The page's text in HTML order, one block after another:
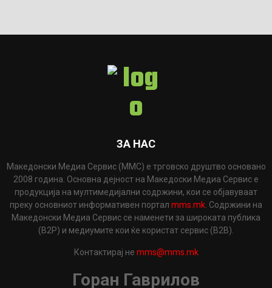
ЗА НАС
Македонски Медиа Сервис (ММС) е трговско друштво основано
2008 година. Основна дејност на Македоски Медиа Сервис е
продукција на мултимедијални содржини, кои се објавуваат
преку основниот информативен портал mms.mk . Содржини на
Македонски Медиа Сервис се наменети за широката публика
(B2P) и медиумите кои ќе користат сервис (B2B).
Контактирај не mms@mms.mk
Горан Гаврилов